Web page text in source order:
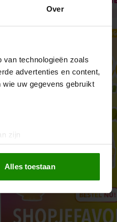
Over
technologieën zoals
advertenties en content,
uw gegevens gebruikt
zijn
te bieden en om ons
partners voor social
Alles toestaan